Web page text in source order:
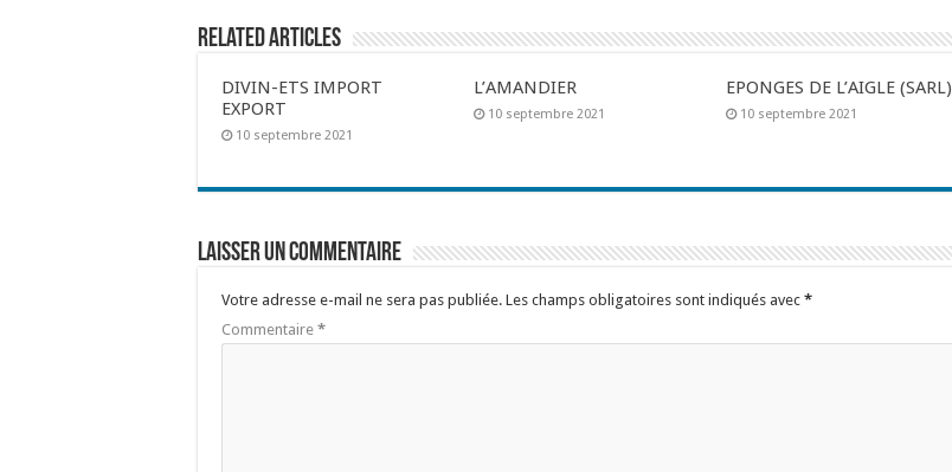
Related Articles
DIVIN-ETS IMPORT
EXPORT
10 septembre 2021
L’AMANDIER
10 septembre 2021
EPONGES DE L’AIGLE (SARL)
10 septembre 2021
Laisser un commentaire
Votre adresse e-mail ne sera pas publiée. Les champs obligatoires sont indiqués avec *
Commentaire *